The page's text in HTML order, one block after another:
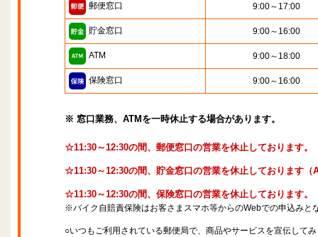
郵便窓口 9:00～17:00
貯金窓口 9:00～16:00
ATM 9:00～18:00
保険窓口 9:00～16:00
※ 窓口業務、ATMを一時休止する場合があります。
☆11:30～12:30の間、郵便窓口の営業を休止しております。
☆11:30～12:30の間、貯金窓口の営業を休止しております（
☆11:30～12:30の間、保険窓口の営業を休止しております。
※バイク自賠責保険はお客さまスマホ等からのWebでの申込みと
○いつもご利用されている郵便局で、商品やサービスを宣伝して